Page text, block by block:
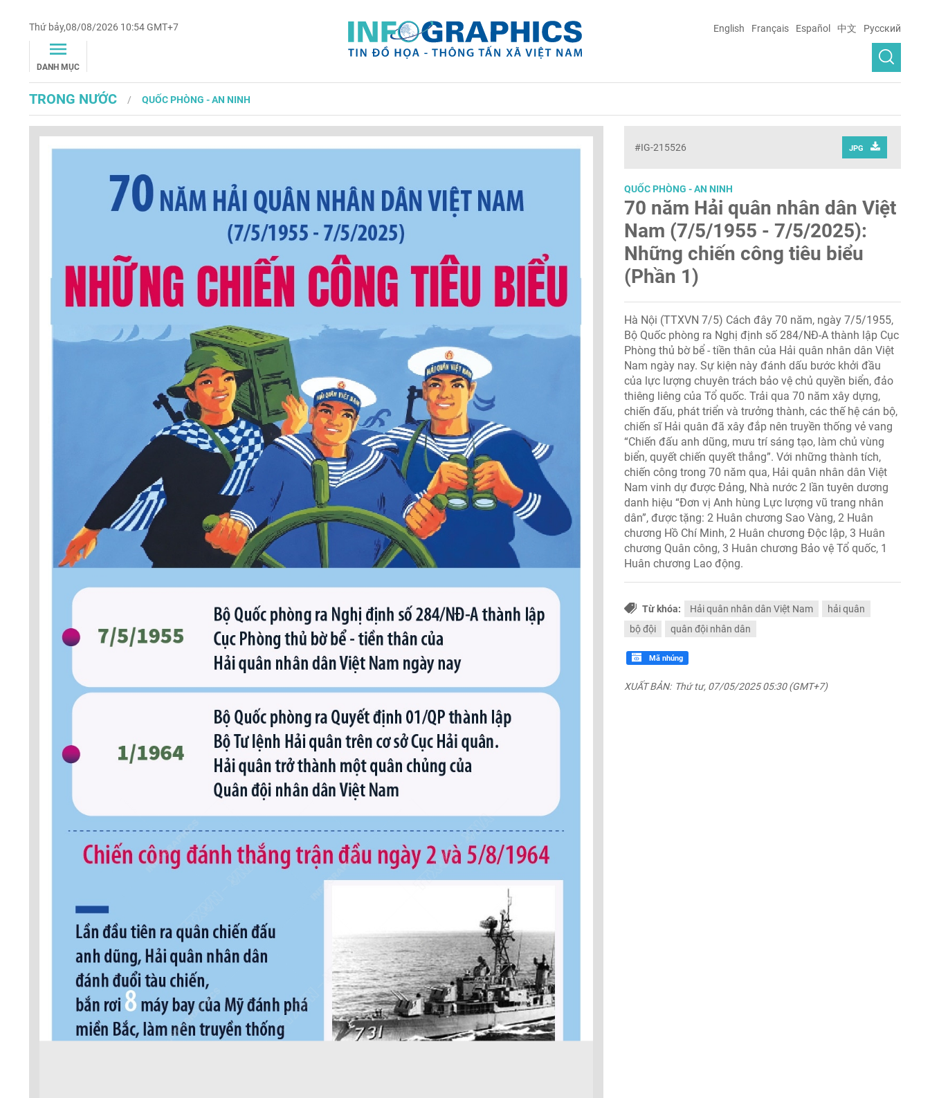
Thứ bảy,08/08/2026 10:54 GMT+7
DANH MỤC
English Français Español 中文 Русский
TRONG NƯỚC QUỐC PHÒNG - AN NINH
#IG-215526 JPG
QUỐC PHÒNG - AN NINH
70 năm Hải quân nhân dân Việt
Nam (7/5/1955 - 7/5/2025):
Những chiến công tiêu biểu
(Phần 1)
Hà Nội (TTXVN 7/5) Cách đây 70 năm, ngày 7/5/1955,
Bộ Quốc phòng ra Nghị định số 284/NĐ-A thành lập Cục
Phòng thủ bờ bể - tiền thân của Hải quân nhân dân Việt
Nam ngày nay. Sự kiện này đánh dấu bước khởi đầu
của lực lượng chuyên trách bảo vệ chủ quyền biển, đảo
thiêng liêng của Tổ quốc. Trải qua 70 năm xây dựng,
chiến đấu, phát triển và trưởng thành, các thế hệ cán bộ,
chiến sĩ Hải quân đã xây đắp nên truyền thống vẻ vang
“Chiến đấu anh dũng, mưu trí sáng tạo, làm chủ vùng
biển, quyết chiến quyết thắng”. Với những thành tích,
chiến công trong 70 năm qua, Hải quân nhân dân Việt
Nam vinh dự được Đảng, Nhà nước 2 lần tuyên dương
danh hiệu “Đơn vị Anh hùng Lực lượng vũ trang nhân
dân”, được tặng: 2 Huân chương Sao Vàng, 2 Huân
chương Hồ Chí Minh, 2 Huân chương Độc lập, 3 Huân
chương Quân công, 3 Huân chương Bảo vệ Tổ quốc, 1
Huân chương Lao động.
Từ khóa: Hải quân nhân dân Việt Nam
hải quân
bộ đội
quân đội nhân dân
Mã nhúng
XUẤT BẢN: Thứ tư, 07/05/2025 05:30 (GMT+7)